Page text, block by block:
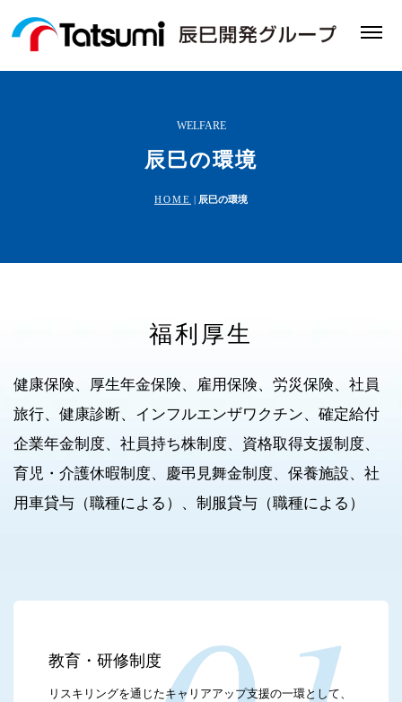
WELFARE
辰巳の環境
HOME 辰巳の環境
福利厚生
健康保険、厚生年金保険、雇用保険、労災保険、社員
旅行、健康診断、インフルエンザワクチン、確定給付
企業年金制度、社員持ち株制度、資格取得支援制度、
育児・介護休暇制度、慶弔見舞金制度、保養施設、社
用車貸与（職種による）、制服貸与（職種による）
教育・研修制度
リスキリングを通じたキャリアアップ支援の一環として、